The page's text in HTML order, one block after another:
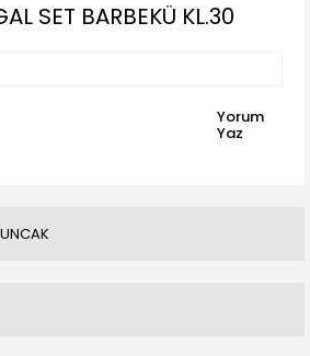
SET BARBEKÜ KL.30
Yorum
Yaz